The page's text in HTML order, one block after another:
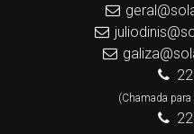
(Chamada para